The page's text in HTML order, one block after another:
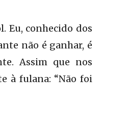
Eu, conhecido dos
não é ganhar, é
Assim que nos
à fulana: “Não foi